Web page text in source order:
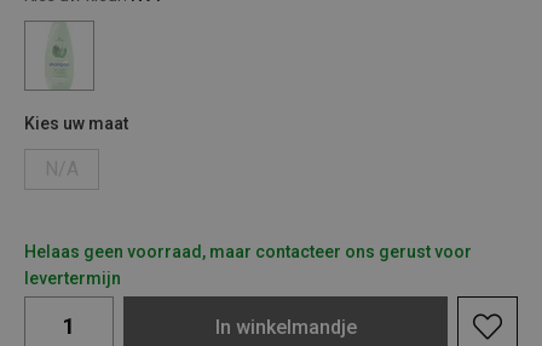
Kies uw maat
Helaas geen voorraad, maar contacteer ons gerust voor
levertermijn
In winkelmandje